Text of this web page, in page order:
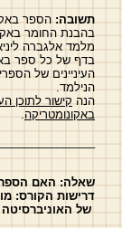
תשובה:הספר
בהבנת החומר
מלמד אלגברה
בדף של כל ספר
העיניינים של
הנילמד.
הנהקישור לתוכן
באקונומטריקה.
שאלה: האם
דרישות הקורס:
של